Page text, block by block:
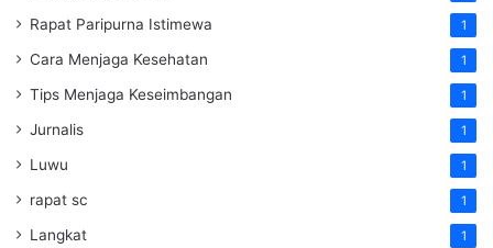
Rapat Paripurna Istimewa 1
Cara Menjaga Kesehatan 1
Tips Menjaga Keseimbangan 1
Jurnalis 1
Luwu 1
rapat sc 1
Langkat 1